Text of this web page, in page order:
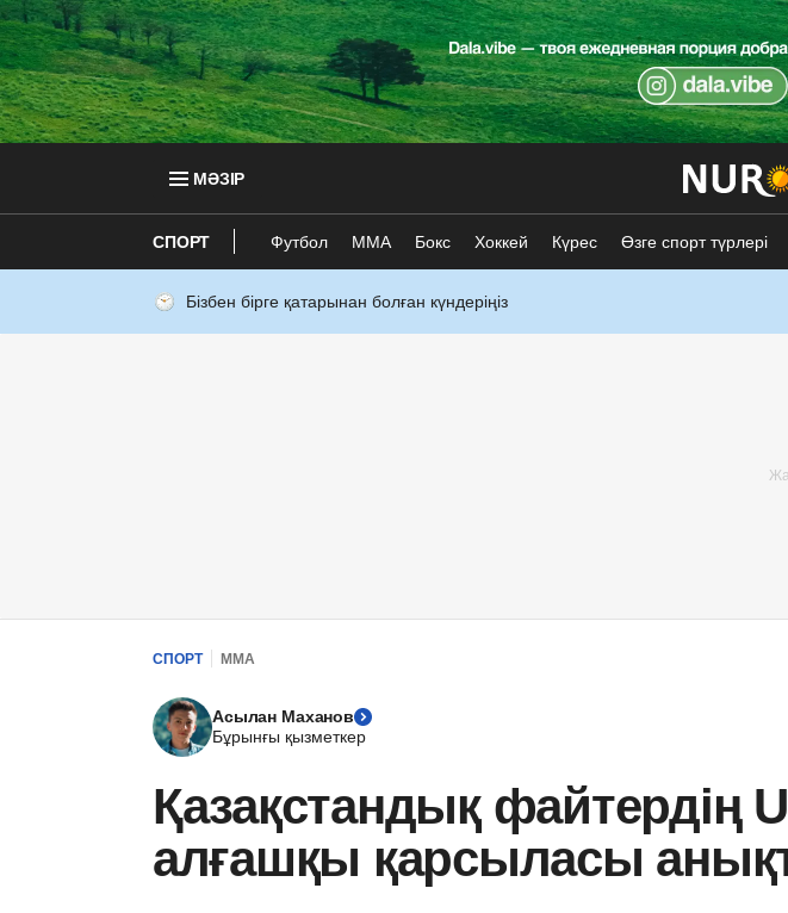
МӘЗІР
СПОРТ Футбол ММА Бокс Хоккей Күрес Өзге спорт түрлері
Бізбен бірге қатарынан болған күндеріңіз
СПОРТ ММА
Асылан Маханов
Бұрынғы қызметкер
Қазақстандық файтердің
алғашқы қарсыласы